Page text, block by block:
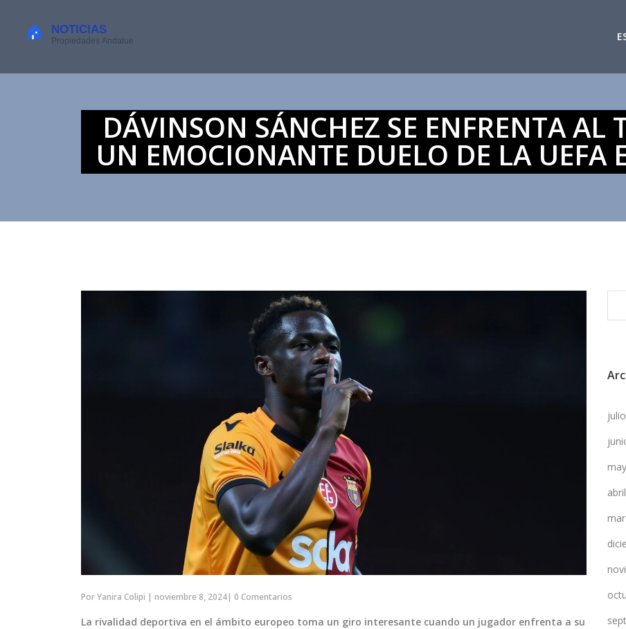
DÁVINSON SÁNCHEZ SE ENFRENTA AL
UN EMOCIONANTE DUELO DE LA UEFA
PorYanira Colipi | noviembre 8, 2024| 0 Comentarios
La rivalidad deportiva en el ámbito europeo toma un giro interesante cuando un jugador enfrenta a su